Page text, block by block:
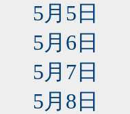
5月5
5月6
5月7
5月8日